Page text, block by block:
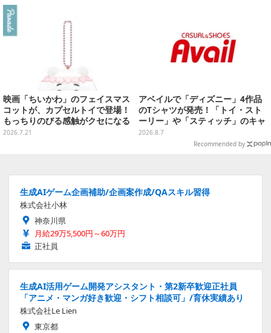
映画「ちいかわ」のフェイスマス
コットが、カプセルトイで登場！
もっちりのびる感触がクセになる
ハチワレ、セイレーンなど全5種
2026.7.21
アベイルで「ディズニー」4作品
のTシャツが発売！「トイ・スト
ーリー」や「スティッチ」のキャ
ラを刺しゅうでデザイン
2026.8.7
Recommended by
生成AIゲーム企画補助/企画案作成/QAスキル習得
株式会社小林
神奈川県
月給29万5,500円～60万円
正社員
生成AI活用ゲーム開発アシスタント・第2新卒歓迎正社員
「アニメ・マンガ好き歓迎・シフト相談可」/育休実績あり
株式会社Le Lien
東京都